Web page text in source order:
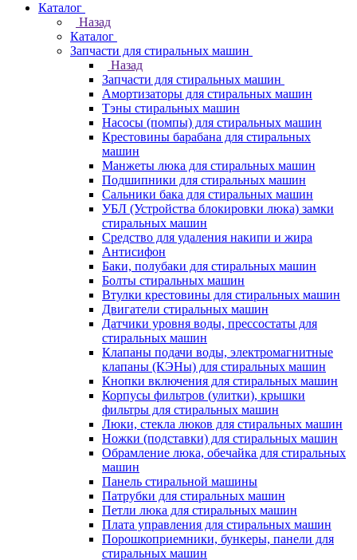
Каталог
Назад
Каталог
Запчасти для стиральных машин
Назад
Запчасти для стиральных машин
Амортизаторы для стиральных машин
Тэны стиральных машин
Насосы (помпы) для стиральных машин
Крестовины барабана для стиральных
машин
Манжеты люка для стиральных машин
Подшипники для стиральных машин
Сальники бака для стиральных машин
УБЛ (Устройства блокировки люка) замки
стиральных машин
Средство для удаления накипи и жира
Антисифон
Баки, полубаки для стиральных машин
Болты стиральных машин
Втулки крестовины для стиральных машин
Двигатели стиральных машин
Датчики уровня воды, прессостаты для
стиральных машин
Клапаны подачи воды, электромагнитные
клапаны (КЭНы) для стиральных машин
Кнопки включения для стиральных машин
Корпусы фильтров (улитки), крышки
фильтры для стиральных машин
Люки, стекла люков для стиральных машин
Ножки (подставки) для стиральных машин
Обрамление люка, обечайка для стиральных
машин
Панель стиральной машины
Патрубки для стиральных машин
Петли люка для стиральных машин
Плата управления для стиральных машин
Порошкоприемники, бункеры, панели для
стиральных машин